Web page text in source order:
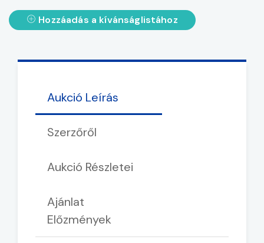
Hozzáadás a kívánságlistához
Aukció Leírás
Szerzőről
Aukció Részletei
Ajánlat
Előzmények